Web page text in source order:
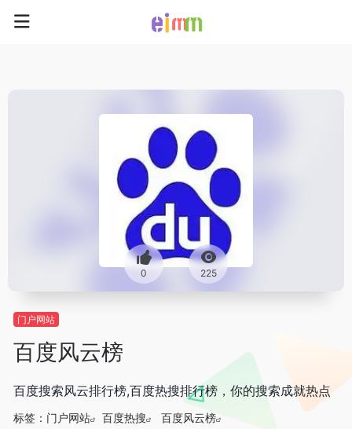
0 225
门户网站
百度风云榜
百度搜索风云排行榜,百度热搜排行榜，你的搜索成就热点
标签： 门户网站 百度热搜 百度风云榜